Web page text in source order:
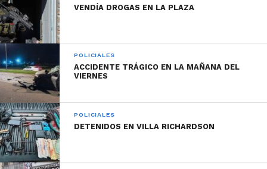
VENDÍA DROGAS EN LA PLAZA
POLICIALES
ACCIDENTE TRÁGICO EN LA MAÑANA DEL
VIERNES
POLICIALES
DETENIDOS EN VILLA RICHARDSON